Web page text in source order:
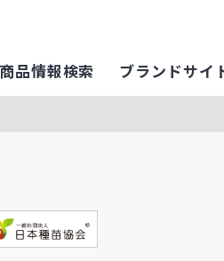
商品情報検索 ブランドサイ